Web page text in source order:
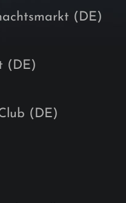
(DE)
(DE)
(DE)